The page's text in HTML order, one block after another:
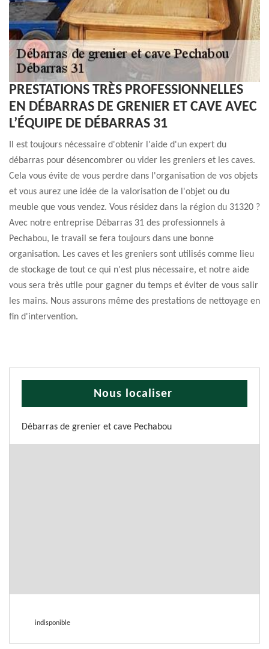
PRESTATIONS TRÈS PROFESSIONNELLES
EN DÉBARRAS DE GRENIER ET CAVE AVEC
L’ÉQUIPE DE DÉBARRAS 31
Il est toujours nécessaire d'obtenir l'aide d'un expert du
débarras pour désencombrer ou vider les greniers et les caves.
Cela vous évite de vous perdre dans l'organisation de vos objets
et vous aurez une idée de la valorisation de l'objet ou du
meuble que vous vendez. Vous résidez dans la région du 31320 ?
Avec notre entreprise Débarras 31 des professionnels à
Pechabou, le travail se fera toujours dans une bonne
organisation. Les caves et les greniers sont utilisés comme lieu
de stockage de tout ce qui n'est plus nécessaire, et notre aide
vous sera très utile pour gagner du temps et éviter de vous salir
les mains. Nous assurons même des prestations de nettoyage en
fin d'intervention.
Nous localiser
Débarras de grenier et cave Pechabou
indisponible